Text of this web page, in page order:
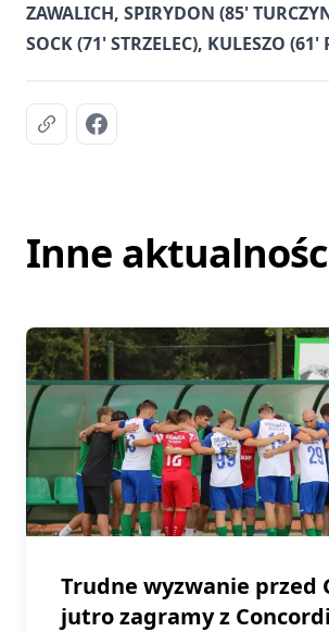
ZAWALICH, SPIRYDON (85'
SOCK (71' STRZELEC), KULESZO (61'
Inne
Trudne wyzwanie przed
jutro zagramy z